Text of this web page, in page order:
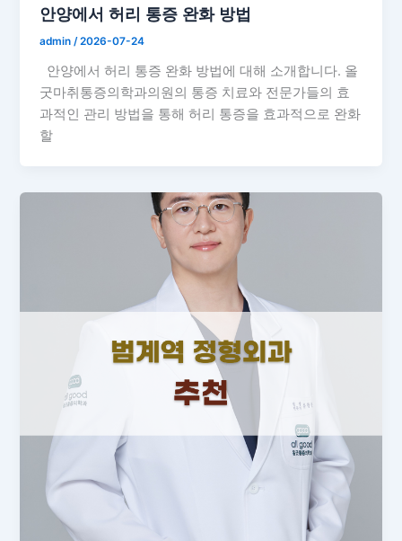
안양에서 허리 통증 완화 방법
admin/2026-07-24
안양에서 허리 통증 완화 방법에 대해 소개합니다. 올
굿마취통증의학과의원의 통증 치료와 전문가들의 효
과적인 관리 방법을 통해 허리 통증을 효과적으로 완화
할